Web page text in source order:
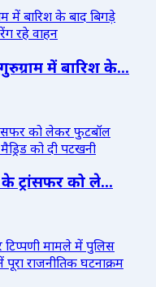
में बारिश के...
ट्रांसफर को ले...